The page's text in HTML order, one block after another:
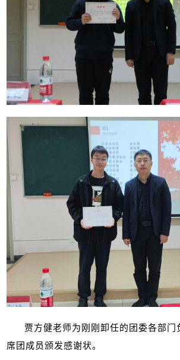
贾方健老师为刚刚卸任的团委各部门
席团成员颁发感谢状。